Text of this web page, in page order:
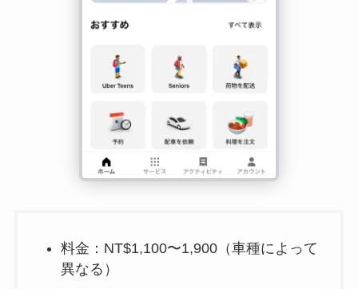
料金：NT$1,100〜1,900（車種によって
異なる）